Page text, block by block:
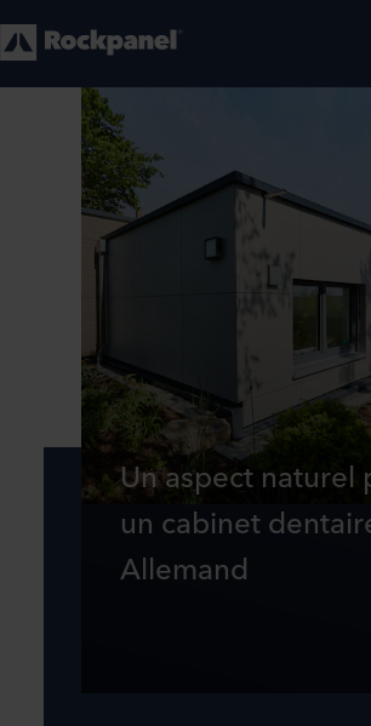
Un aspect naturel
un cabinet
Allemand